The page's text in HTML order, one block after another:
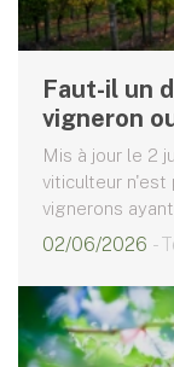
Faut-il un
vigneron
Mis à jour le 2
viticulteur n'est
vignerons ayant
02/06/2026 -